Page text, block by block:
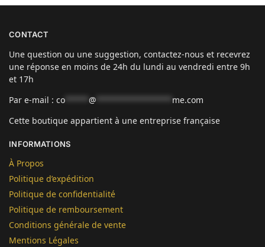
CONTACT
Une question ou une suggestion, contactez-nous et recevrez
une réponse en moins de 24h du lundi au vendredi entre 9h
et 17h
Par e-mail : co @
me.com
Cette boutique appartient à une entreprise française
INFORMATIONS
À Propos
Politique d’expédition
Politique de confidentialité
Politique de remboursement
Conditions générale de vente
Mentions Légales